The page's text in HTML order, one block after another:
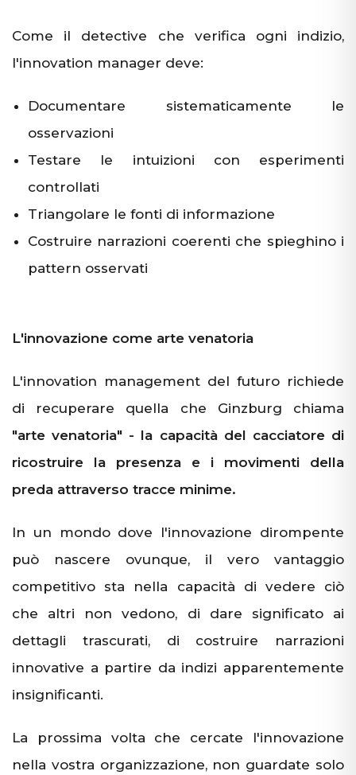
Come il detective che verifica ogni indizio,
l'innovation manager deve:
Documentare sistematicamente le
osservazioni
Testare le intuizioni con esperimenti
controllati
Triangolare le fonti di informazione
Costruire narrazioni coerenti che spieghino i
pattern osservati
L'innovazione come arte venatoria
L'innovation management del futuro richiede
di recuperare quella che Ginzburg chiama
"arte venatoria" - la capacità del cacciatore di
ricostruire la presenza e i movimenti della
preda attraverso tracce minime.
In un mondo dove l'innovazione dirompente
può nascere ovunque, il vero vantaggio
competitivo sta nella capacità di vedere ciò
che altri non vedono, di dare significato ai
dettagli trascurati, di costruire narrazioni
innovative a partire da indizi apparentemente
insignificanti.
La prossima volta che cercate l'innovazione
nella vostra organizzazione, non guardate solo